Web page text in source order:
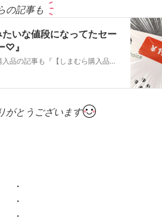
の記事も
いな値段になってたセー
♡』
お越し下さりありがとうございます♡ しまむら購入品の記事も『【しまむら購入品】大大大興奮で鷲掴み！！入店直後に秒決した機能性も兼ね備えた驚きの品！！』お越し下…
がとうございます
・
・
・